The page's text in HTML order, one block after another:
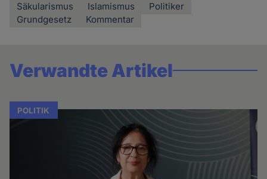
Säkularismus Islamismus
Politiker
Grundgesetz
Kommentar
Verwandte Artikel
POLITIK